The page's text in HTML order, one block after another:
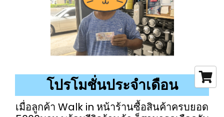
โปรโมชั่นประจำเดือน
เมื่อลูกค้า Walk in หน้าร้านซื้อสินค้าครบยอด